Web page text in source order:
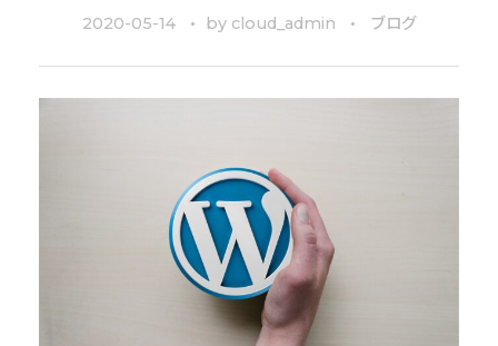
2020-05-14 by cloud_admin ブログ